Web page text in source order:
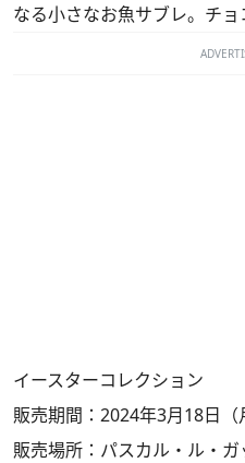
なる小さなお魚サブレ。チョ
イースターコレクション
販売期間：2024年3月18日
販売場所：パスカル・ル・ガ